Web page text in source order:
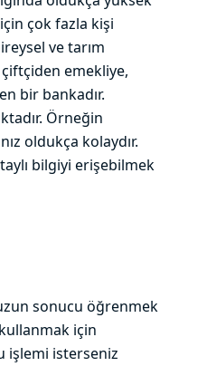
çok fazla kişi
ve tarım
çiftçiden emekliye,
bir bankadır.
Örneğin
oldukça kolaydır.
bilgiyi erişebilmek
sonucu öğrenmek
için
işlemi isterseniz